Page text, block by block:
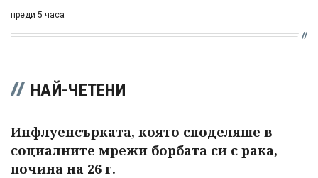
преди 5 часа
НАЙ-ЧЕТЕНИ
Инфлуенсърката, която споделяше в
социалните мрежи борбата си с рака,
почина на 26 г.